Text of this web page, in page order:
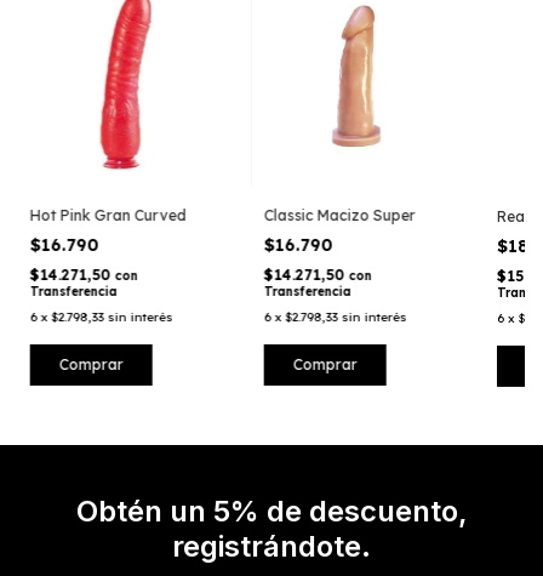
Hot Pink Gran Curved
$16.790
$14.271,50 con
Transferencia
6 x$2.798,33 sin interés
Classic Macizo Super
$16.790
$14.271,50 con
Transferencia
6 x$2.798,33 sin interés
6 x
Obtén un 5% de descuento,
registrándote.